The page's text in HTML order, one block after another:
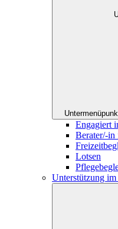
Engagiert
Berater/-in
Lotsen
Unterstützung